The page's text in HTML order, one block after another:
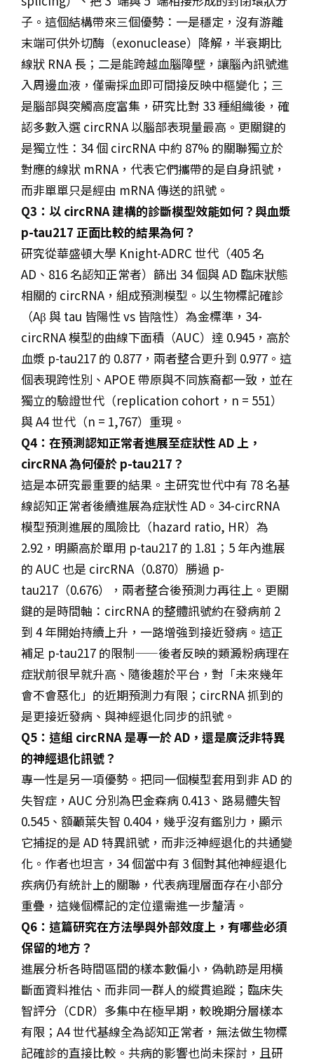
子。這個結構帶來三個優勢：一是穩定，沒有游離
末端可供外切酶（exonuclease）降解，半衰期比
線狀 RNA 長；二是能跨越血腦障壁，讓腦內訊號進
入周邊血液，僅需採血即可間接反映中樞變化；三
是腦部與突觸高度富集，研究比對 33 種組織後，確
認多數入選 circRNA 以腦部表現量最高。更關鍵的
是獨立性：34 個 circRNA 中約 87% 的關聯獨立於
對應的線狀 mRNA，代表它們攜帶的是自身訊號，
而非單單只是經由 mRNA 傳送的訊號。
Q3：以 circRNA 建構的診斷模型效能如何？與血漿
p-tau217 正面比較的結果為何？
研究從華盛頓大學 Knight-ADRC 世代（405 名
AD、816 名認知正常者）篩出 34 個與 AD 臨床狀態
相關的 circRNA，組成預測模型。以生物標記確診
（Aβ 與 tau 皆陽性 vs 皆陰性）為金標準，34-
circRNA 模型的曲線下面積（AUC）達 0.945，高於
血漿 p-tau217 的 0.877，兩者整合更升到 0.977。這
個表現跨性別、APOE 帶原與不同族裔都一致，並在
獨立的驗證世代（replication cohort，n = 551）
與 A4 世代（n = 1,767）重現。
Q4：在預測認知正常者進展至症狀性 AD 上，
circRNA 為何優於 p-tau217？
這是本研究最重要的結果。主研究世代中有 78 名基
線認知正常者後續進展為症狀性 AD。34-circRNA
模型預測進展的風險比（hazard ratio, HR）為
2.92，明顯高於單用 p-tau217 的 1.81；5 年內進展
的 AUC 也是 circRNA（0.870）勝過 p-
tau217（0.676），兩者整合後預測力再往上。更關
鍵的是時間軸：circRNA 的整體訊號約在發病前 2
到 4 年開始持續上升，一路增強到接近發病。這正
補足 p-tau217 的限制——後者反映的類澱粉病理在
症狀前很早就升高、隨後趨於平台，對「未來幾年
會不會惡化」的近期預測力有限；circRNA 抓到的
是更接近發病、與神經退化同步的訊號。
Q5：這組 circRNA 是專一於 AD，還是廣泛非特異
的神經退化訊號？
專一性是另一項優勢。把同一個模型套用到非 AD 的
失智症，AUC 分別為巴金森病 0.413、路易體失智
0.545、額顳葉失智 0.404，幾乎沒有鑑別力，顯示
它捕捉的是 AD 特異訊號，而非泛神經退化的共通變
化。作者也坦言，34 個當中有 3 個對其他神經退化
疾病仍有統計上的關聯，代表病理層面存在小部分
重疊，這幾個標記的定位還需進一步釐清。
Q6：這篇研究在方法學與外部效度上，有哪些必須
保留的地方？
進展分析各時間區間的樣本數偏小，偽軌跡是用橫
斷面資料推估、而非同一群人的縱貫追蹤；臨床失
智評分（CDR）多集中在極早期，較晚期分層樣本
有限；A4 世代基線全為認知正常者，無法做生物標
記確診的直接比較。共病的影響也尚未探討，且研